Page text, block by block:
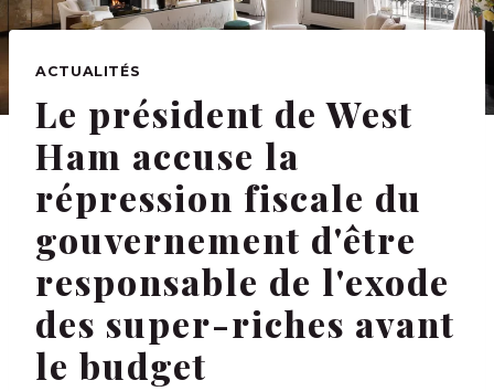
ACTUALITÉS
Le président de West
Ham accuse la
répression fiscale du
gouvernement d'être
responsable de l'exode
des super-riches avant
le budget